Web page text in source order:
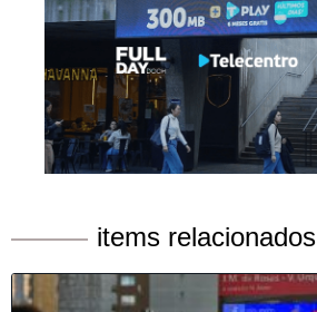
items relacionados